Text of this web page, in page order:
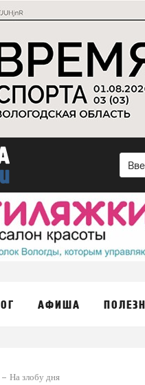
АФИША
На злобу дня